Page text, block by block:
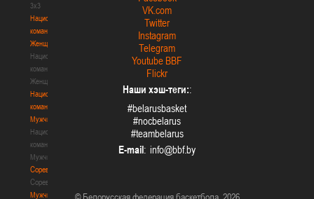
3х3
Национальная
команда.
Женщины
Национальная
команда.
Женщины
Национальная
команда.
Мужчины
Национальная
команда.
Мужчины
Соревнования
Соревнования
Мужчины
VK.com
Twitter
Instagram
Telegram
Youtube BBF
Flickr
Наши хэш-теги::
#belarusbasket
#nocbelarus
#teambelarus
E-mail: